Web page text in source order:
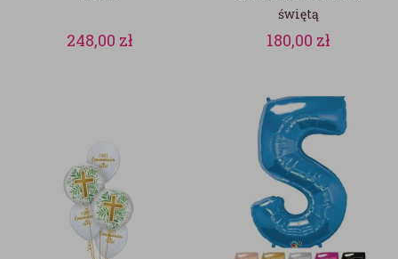
248,00 zł
świętą
180,00 zł